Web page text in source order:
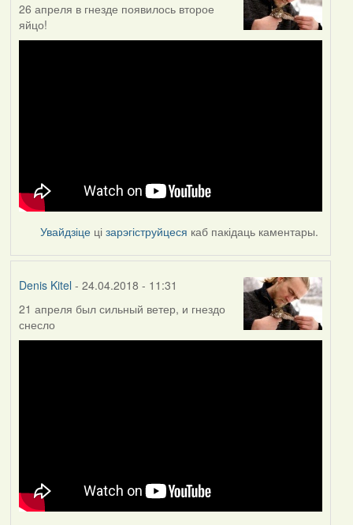
26 апреля в гнезде появилось второе
яйцо!
Увайдзіце цізарэгіструйцеся каб пакідаць каментары.
Denis Kitel - 24.04.2018 - 11:31
21 апреля был сильный ветер, и гнездо
снесло